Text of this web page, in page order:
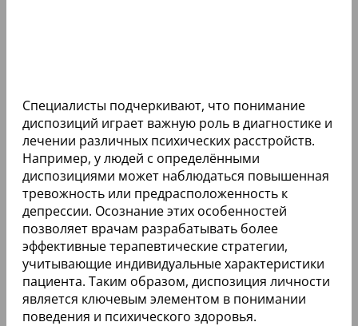
Специалисты подчеркивают, что понимание
диспозиций играет важную роль в диагностике и
лечении различных психических расстройств.
Например, у людей с определёнными
диспозициями может наблюдаться повышенная
тревожность или предрасположенность к
депрессии. Осознание этих особенностей
позволяет врачам разрабатывать более
эффективные терапевтические стратегии,
учитывающие индивидуальные характеристики
пациента. Таким образом, диспозиция личности
является ключевым элементом в понимании
поведения и психического здоровья.